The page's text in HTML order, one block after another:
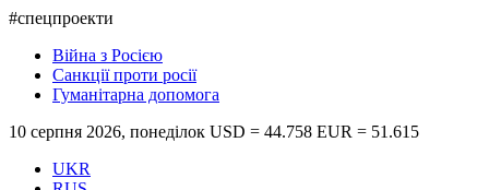
#спецпроекти
Війна з Росією
Санкції проти росії
Гуманітарна допомога
10 серпня 2026, понеділок USD = 44.758 EUR = 51.615
UKR